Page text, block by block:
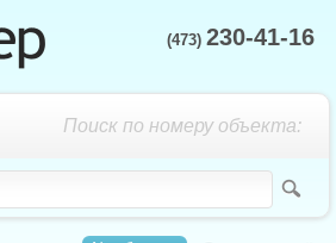
(473) 230-41-16
Поиск по номеру объекта: